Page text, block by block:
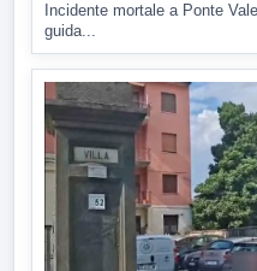
Incidente mortale a Ponte
guida...